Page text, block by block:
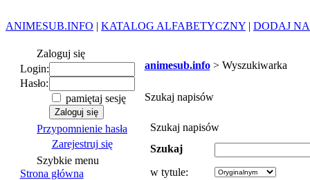
ANIMESUB.INFO | KATALOG ALFABETYCZNY | DODAJ
Zaloguj się
Login:
Hasło:
pamiętaj sesję
Przypomnienie hasła
Zarejestruj się
Szybkie menu
Strona główna
animesub.info> Wyszukiwarka
Szukaj napisów
Szukaj napisów
Szukaj
w tytule: